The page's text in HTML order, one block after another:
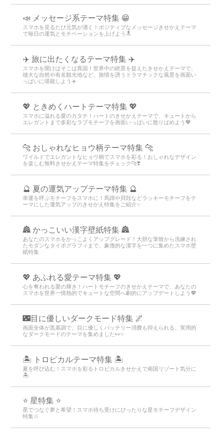
📣 メッセージ系テーマ特集 😁
スマホを見るたび元気が湧く！ポジティブなメッセージきせかえテーマ
で毎日の運気とモチベーションを上げよう🔝
✈️ 旅に出たくなるテーマ特集 ✈️
スマホを開けばそこは異国！世界中の絶景を捉えたきせかえテーマで、
雄大な自然や有名観光地など、旅情を誘うドラマチックな風景を画面い
っぱいに堪能しよう✈️
💖 ときめくハートテーマ特集 💖
スマホに溢れる愛のカタチ！ハートのきせかえテーマで、キュートから
エレガントまで多彩なラブモチーフを画面いっぱいに散りばめよう💖
🐆 おしゃれなヒョウ柄テーマ特集 🐆
ワイルドでエレガントなヒョウ柄でスマホを彩る！おしゃれなデザイン
を楽しむ無料きせかえテーマ特集をチェック🐆❣️
🔮 夏の運気アップテーマ特集 🔮
幸運を呼ぶモチーフをスマホに！馬蹄や貝殻などラッキーモチーフをテ
ーマにした運気アップのきせかえ特集をご紹介✨
🏯 かっこいい漢字壁紙特集 🏯
あなたのスマホをかっこよくアップグレード！大胆な筆致から洗練され
たモダンなタイポグラフィまで、象徴的な漢字を一つに集めたスマホ壁
紙特集
💖 あふれる愛テーマ特集 💖
心を奪われる愛の輝き！ハートモチーフのきせかえテーマで、あなたの
スマホを世界一情熱的でキュートな空間へ劇的にアップデートしよう💖
🌃目に優しいダークモード特集 🌌
画面全体が黒基調で、目に優しくバッテリー消費も抑えられる、実用的
なダークモードのテーマを集めました👀✨
🏝️ トロピカルテーマ特集 🏝️
夏を呼び込む！スマホを彩るトロピカルきせかえで南国リゾート気分に
🏝️
⭐ 星特集 ⭐
星でつなぐ夢と希望！スマホ待ち受けにぴったりな星モチーフデザイン
特集☆